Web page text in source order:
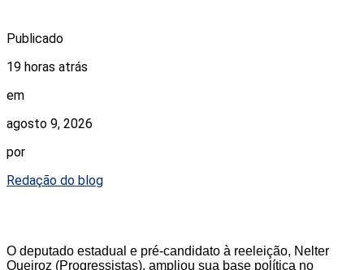
Publicado
19 horas atrás
em
agosto 9, 2026
por
Redação do blog
O deputado estadual e pré-candidato à reeleição, Nelter
Queiroz (Progressistas), ampliou sua base política no